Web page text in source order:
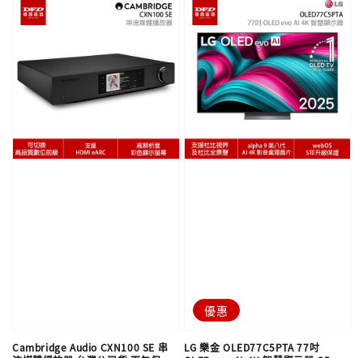
Cambridge Audio CXN100 SE 串
優惠
LG 樂金 OLED77C5PTA 77吋